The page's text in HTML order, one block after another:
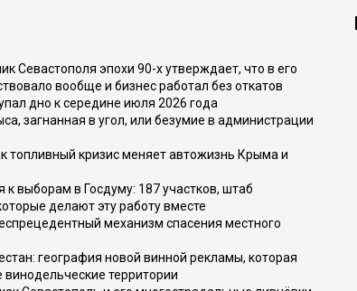
Севастополя эпохи 90-х утверждает, что в его
вообще и бизнес работал без откатов
дно к середине июля 2026 года
загнанная в угол, или безумие в администрации
топливный кризис меняет автожизнь Крыма и
к выборам в Госдуму: 187 участков, штаб
делают эту работу вместе
механизм спасения местного
география новой винной рекламы, которая
территории